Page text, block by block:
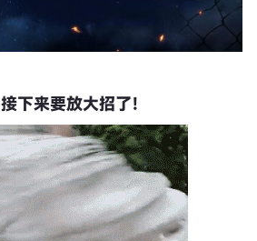
接下来要放大招了！